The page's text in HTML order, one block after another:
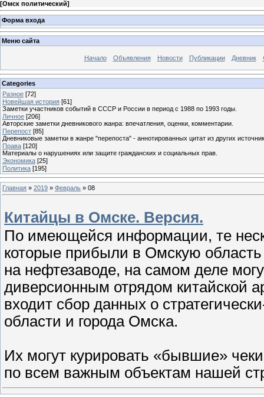
[Омск политический]
Форма входа
Меню сайта
Начало Объявления Новости Публикации Дневник
Categories
Разное [72]
Новейшая история [61]
Заметки участников событий в СССР и России в период с 1988 по 1993 годы.
Личное [206]
Авторские заметки дневникового жанра: впечатления, оценки, комментарии.
Перепост [85]
Дневниковые заметки в жанре "перепоста" - аннотированных цитат из других
Права [120]
Материалы о нарушениях или защите гражданских и социальных прав.
Экономика [25]
Политика [195]
Главная » 2019 » Февраль » 08
Китайцы в Омске. Версия.
По имеющейся информации, те
которые прибыли в Омскую область
на нефтезаводе, на самом деле
диверсионным отрядом китайской
входит сбор данных о
области и города Омска.
Их могут курировать «бывшие»
по всем важным объектам нашей